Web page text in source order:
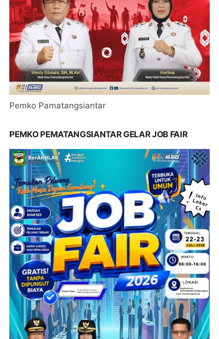
Pemko Pamatangsiantar
PEMKO PEMATANGSIANTAR GELAR JOB FAIR